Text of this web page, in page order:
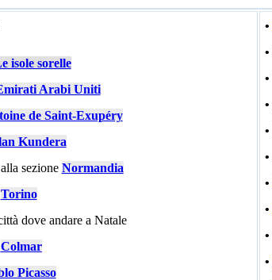
isole sorelle
Arabi Uniti
de Saint-Exupéry
Kundera
sezione Normandia
Torino
dove andare a Natale
Colmar
Picasso
•
•
•
•
•
•
•
•
•
•